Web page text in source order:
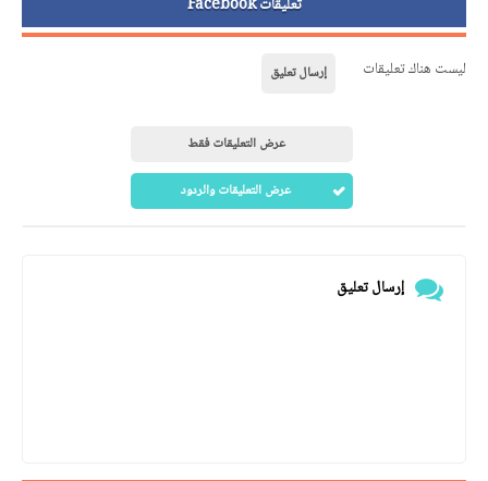
تعليقات Facebook
ليست هناك تعليقات إرسال تعليق
عرض التعليقات فقط
عرض التعليقات والردود
إرسال تعليق